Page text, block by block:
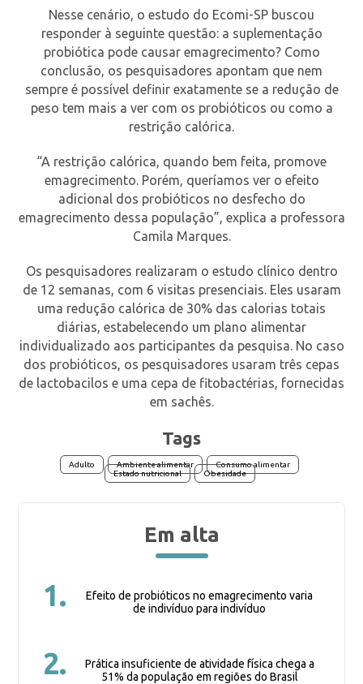
Nesse cenário, o estudo do Ecomi-SP buscou
responder à seguinte questão: a suplementação
probiótica pode causar emagrecimento? Como
conclusão, os pesquisadores apontam que nem
sempre é possível definir exatamente se a redução de
peso tem mais a ver com os probióticos ou como a
restrição calórica.
“A restrição calórica, quando bem feita, promove
emagrecimento. Porém, queríamos ver o efeito
adicional dos probióticos no desfecho do
emagrecimento dessa população”, explica a professora
Camila Marques.
Os pesquisadores realizaram o estudo clínico dentro
de 12 semanas, com 6 visitas presenciais. Eles usaram
uma redução calórica de 30% das calorias totais
diárias, estabelecendo um plano alimentar
individualizado aos participantes da pesquisa. No caso
dos probióticos, os pesquisadores usaram três cepas
de lactobacilos e uma cepa de fitobactérias, fornecidas
em sachês.
Tags
Adulto Ambiente alimentar
Consumo alimentar
Estado nutricional
Obesidade
Em alta
1.
Efeito de probióticos no emagrecimento varia
de indivíduo para indivíduo
2.
Prática insuficiente de atividade física chega a
51% da população em regiões do Brasil